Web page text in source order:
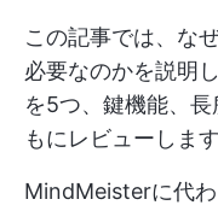
この記事では、な
必要なのかを説明
を5つ、鍵機能、
もにレビューします
MindMeisterに代